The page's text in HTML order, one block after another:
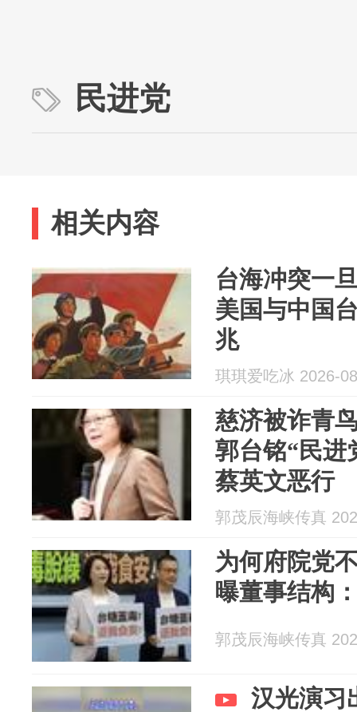
民进党
相关内容
台海冲突一
美国与中国
兆
琪琪爱吃冰 2026-
慈济被诈青
郭台铭“民进
蔡英文恶行
郭茂辰海峡传真
为何府院党
曝董事结构
郭茂辰海峡传真
汉光演习